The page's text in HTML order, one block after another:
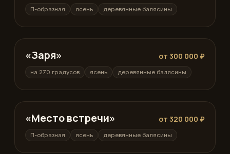
П-образная ясень деревянные балясины
на 270 градусов
«Заря» от 300 000 ₽
на 270 градусов ясень деревянные балясины
П-образная
«Место встречи» от 320 000 ₽
П-образная ясень деревянные балясины